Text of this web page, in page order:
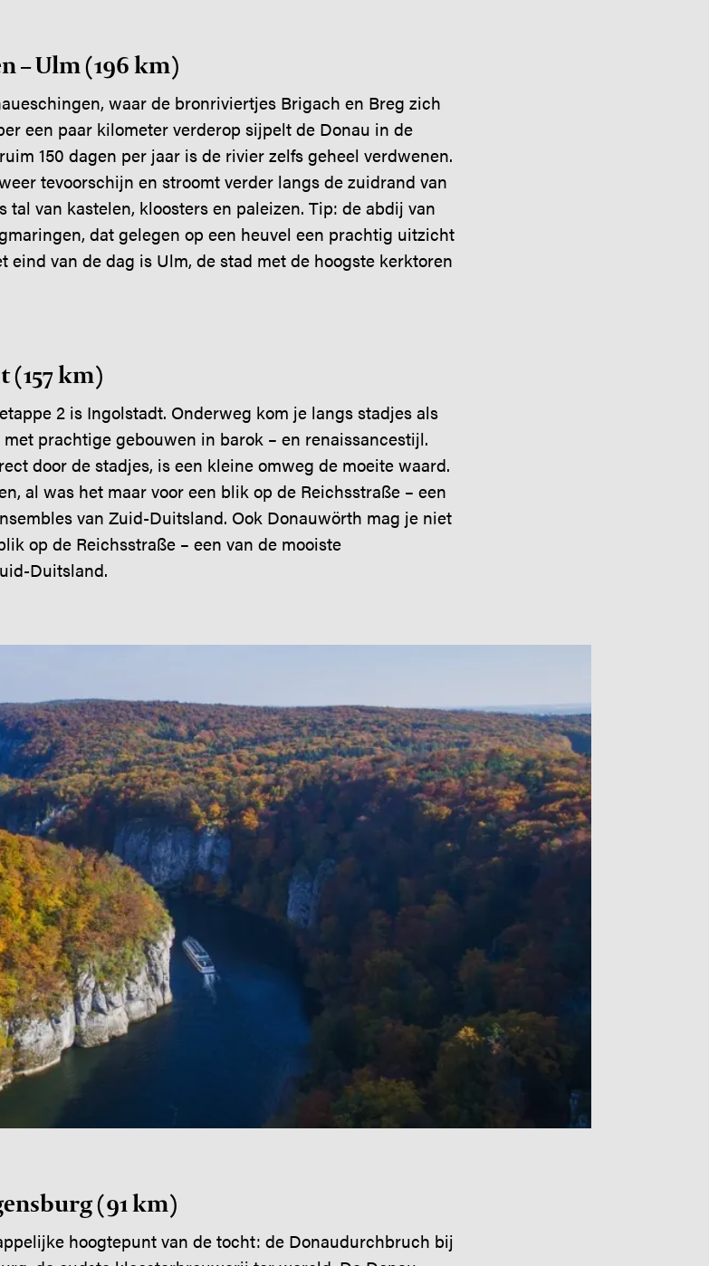
– Ulm (196 km)
waar de bronriviertjes Brigach en Breg zich
een paar kilometer verderop sijpelt de Donau in de
150 dagen per jaar is de rivier zelfs geheel verdwenen.
tevoorschijn en stroomt verder langs de zuidrand van
tal van kastelen, kloosters en paleizen. Tip: de abdij van
dat gelegen op een heuvel een prachtig uitzicht
eind van de dag is Ulm, de stad met de hoogste kerktoren
(157 km)
2 is Ingolstadt. Onderweg kom je langs stadjes als
prachtige gebouwen in barok – en renaissancestijl.
door de stadjes, is een kleine omweg de moeite waard.
al was het maar voor een blik op de Reichsstraße – een
van Zuid-Duitsland. Ook Donauwörth mag je niet
op de Reichsstraße – een van de mooiste
Duitsland.
(91 km)
hoogtepunt van de tocht: de Donaudurchbruch bij